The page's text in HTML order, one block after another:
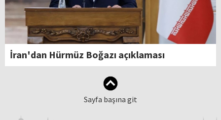
İran'dan Hürmüz Boğazı açıklaması
Sayfa başına git